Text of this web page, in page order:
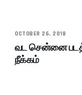
OCTOBER 26, 2018
வட சென்னை
நீக்கம்